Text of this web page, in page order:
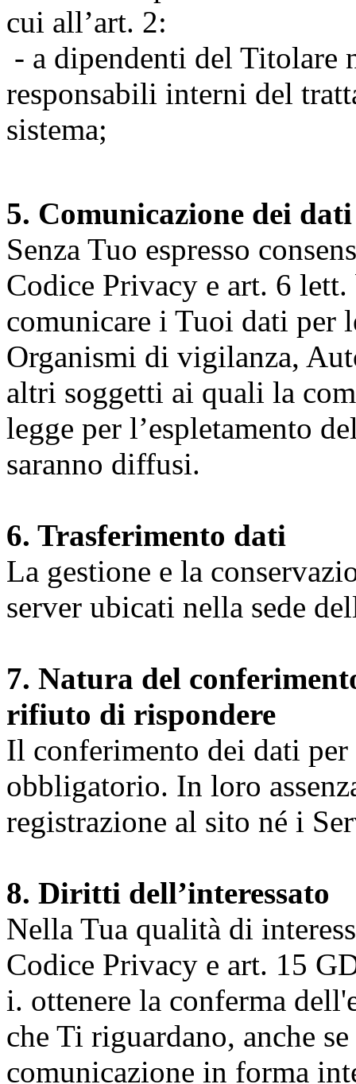
cui all’art. 2:
- a dipendenti del Titolare
responsabili interni del
sistema;
5. Comunicazione dei dati
Senza Tuo espresso
Codice Privacy e art. 6
comunicare i Tuoi dati per
Organismi di vigilanza,
altri soggetti ai quali la
legge per l’espletamento
saranno diffusi.
6. Trasferimento dati
La gestione e la
server ubicati nella sede
7. Natura del
rifiuto di rispondere
Il conferimento dei dati
obbligatorio. In loro
registrazione al sito né i
8. Diritti dell’interessato
Nella Tua qualità di
Codice Privacy e art. 15
i. ottenere la conferma
che Ti riguardano, anche
comunicazione in forma